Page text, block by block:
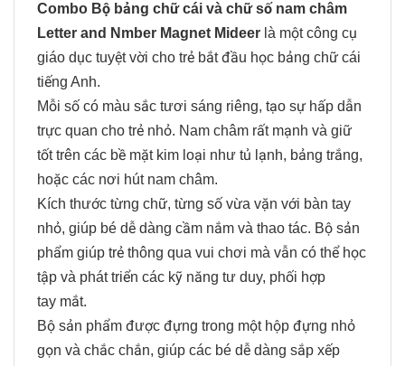
Combo Bộ bảng chữ cái và chữ số nam châm
Letter and Nmber Magnet Mideer là một công cụ
giáo dục tuyệt vời cho trẻ bắt đầu học bảng chữ cái
tiếng Anh.
Mỗi số có màu sắc tươi sáng riêng, tạo sự hấp dẫn
trực quan cho trẻ nhỏ. Nam châm rất mạnh và giữ
tốt trên các bề mặt kim loại như tủ lạnh, bảng trắng,
hoặc các nơi hút nam châm.
Kích thước từng chữ, từng số vừa vặn với bàn tay
nhỏ, giúp bé dễ dàng cầm nắm và thao tác. Bộ sản
phẩm giúp trẻ thông qua vui chơi mà vẫn có thể học
tập và phát triển các kỹ năng tư duy, phối hợp
tay mắt.
Bộ sản phẩm được đựng trong một hộp đựng nhỏ
gọn và chắc chắn, giúp các bé dễ dàng sắp xếp